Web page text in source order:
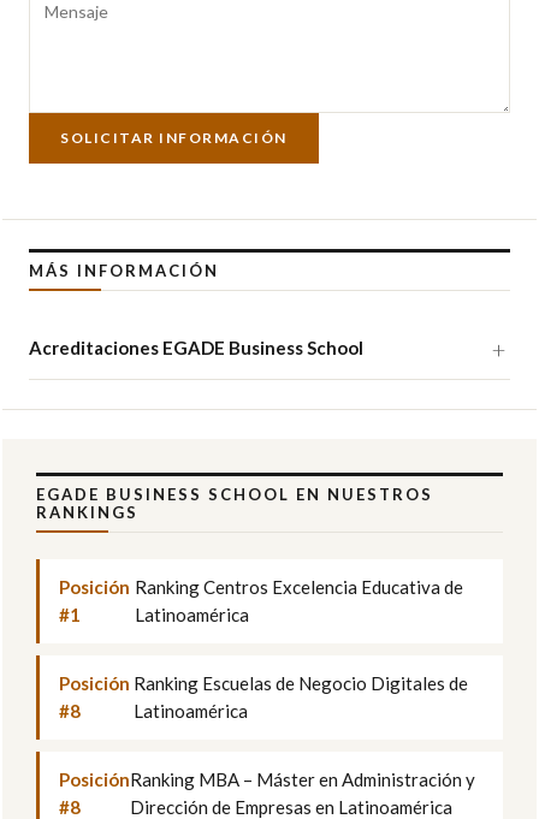
SOLICITAR INFORMACIÓN
MÁS INFORMACIÓN
Acreditaciones EGADE Business School
EGADE BUSINESS SCHOOL EN NUESTROS
RANKINGS
Posición
#1
Ranking Centros Excelencia Educativa de
Latinoamérica
Posición
#8
Ranking Escuelas de Negocio Digitales de
Latinoamérica
Posición
#8
Ranking MBA – Máster en Administración y
Dirección de Empresas en Latinoamérica